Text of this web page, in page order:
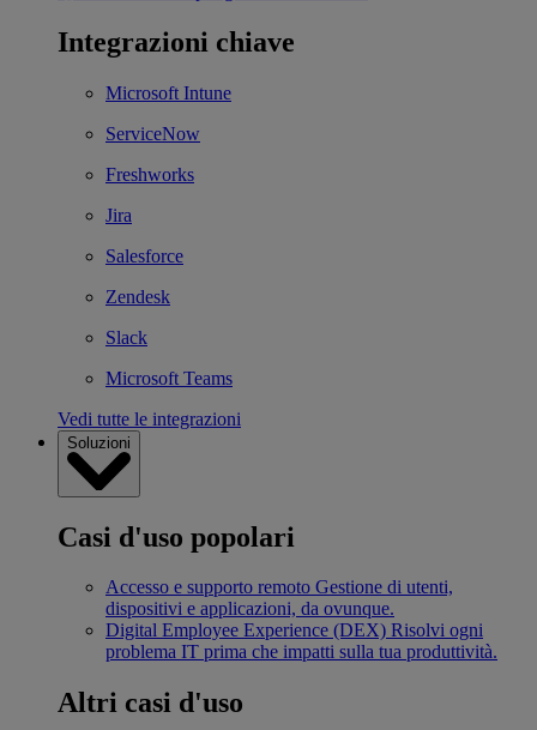
Integrazioni chiave
Microsoft Intune
ServiceNow
Freshworks
Jira
Salesforce
Zendesk
Slack
Microsoft Teams
Vedi tutte le integrazioni
Soluzioni
Casi d'uso popolari
Accesso e supporto remoto Gestione di utenti,
dispositivi e applicazioni, da ovunque.
Digital Employee Experience (DEX) Risolvi ogni
problema IT prima che impatti sulla tua produttività.
Altri casi d'uso